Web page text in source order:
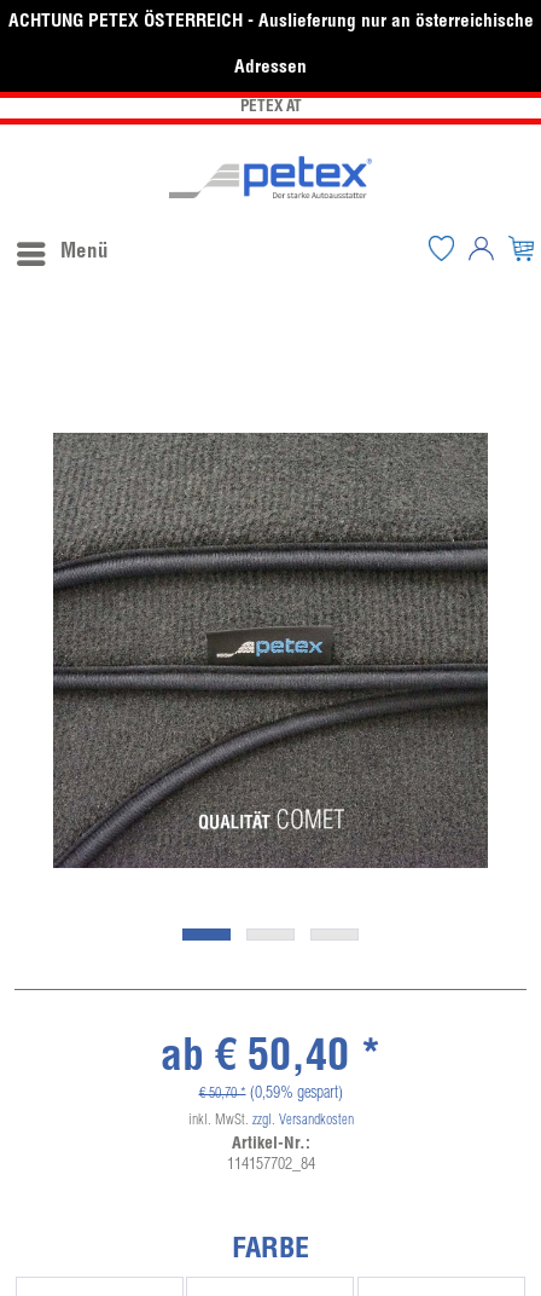
ACHTUNG PETEX ÖSTERREICH - Auslieferung nur an österreichische
Adressen
PETEX AT
Menü
FARBE
ab € 50,40 *
€ 50,70 * (0,59% gespart)
inkl. MwSt. zzgl. Versandkosten
Artikel-Nr.:
114157702_84